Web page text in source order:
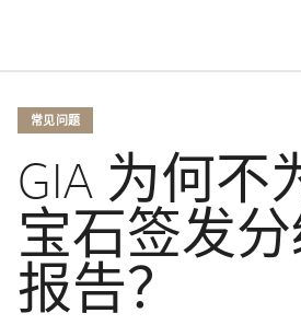
常见问题
GIA 为何不
宝石签发
报告？